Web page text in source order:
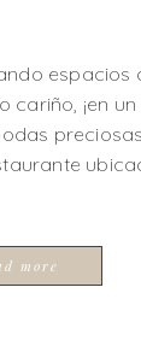
espacios
¡en
more